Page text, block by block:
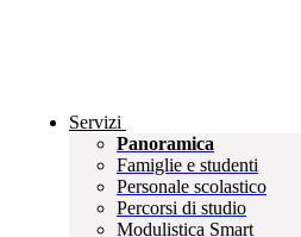
Servizi
Panoramica
Famiglie e studenti
Personale scolastico
Percorsi di studio
Modulistica Smart